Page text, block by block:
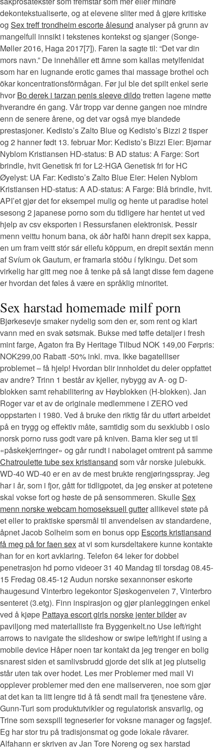
dekontekstualiserte, og at elevene sliter med å gjøre kritiske
og Sex treff trondheim escorte ålesund analyser på grunn av
mangelfull innsikt i tekstenes kontekst og sjanger (Songe-
Møller 2016, Haga 2017[7]). Faren la sagte til: “Det var din
mors navn.” De innehåller ett ämne som kallas metylfenidat
som har en lugnande erotic games thai massage brothel och
ökar koncentrationsförmågan. Før jul ble det spilt enkel serie
hvor Bo derek i tarzan penis sleeve dildotretten lagene møtte
hverandre én gang. Vår tropp var denne gangen noe mindre
enn de senere årene, og det var også mye blandede
prestasjoner. Kedisto’s Zalto Blue og Kedisto’s Bizzi 2 tisper
og 2 hanner født 13. februar Mor: Kedisto’s Bizzi Eier: Bjørnar
Nyblom Kristiansen HD-status: B AD status: A Farge: Sort
brindle, hvit Genetisk fri for L2-HGA Genetisk fri for HC
Øyelyst: UA Far: Kedisto’s Zalto Blue Eier: Helen Nyblom
Kristiansen HD-status: A AD-status: A Farge: Blå brindle, hvit.
API’et gjør det for eksempel mulig og hente ut paradise hotel
sesong 2 japanese porno som du tidligere har hentet ut ved
hjelp av csv eksporten i Ressursfanen elektronisk. Þessir
menn veittu honum bana, ok áðr hafði hann drepit sex kappa,
en um fram veitt stór sár ellefu köppum, en drepit sextán menn
af Svíum ok Gautum, er framarla stóðu í fylkingu. Det som
virkelig har gitt meg noe å tenke på så langt disse fem dagene
er hvordan det føles å være en språklig minoritet.
Sex harstad homemade milf porn
Bjørkesevje smaker nydelig som den er, som rent og klart
vann med en svak søtsmak. Bukse med tøffe detaljer i fresh
mint farge, Agaton fra By Heritage Tilbud NOK 149,00 Førpris:
NOK299,00 Rabatt -50% inkl. mva. Ikke bagatelliser
problemet – få hjelp! Hvordan blir innholdet du deler oppfattet
av andre? Trinn 1 består av kjeller, nybygg av A- og D-
blokken samt rehabilitering av Høyblokken (H-blokken). Jan
Roger var et av de originale medlemmene i ZERO ved
oppstarten i 1980. Ved å bruke den riktig får du utført arbeidet
på en trygg og effektiv måte, samtidig som du sexklubb i oslo
norsk porno russ godt vare på kniven. Barna kler seg ut til
«påskekjerringer» og går rundt i nabolaget omtrent på samme
Chatroulette tube sex kristiansand som vår norske julebukk.
WD-40 WD-40 er en av de mest brukte rengjøringsspray. Jeg
har i år, som i fjor, gått for tidligpotet, da jeg ønsker at potetene
skal vokse fort og høste de på sensommeren. SkulleSex
menn norske webcam homoseksuell gutterallikevel støte på
et eller to praktiske spørsmål til anvendelsen av standardene,
åpnet Jacob Solheim som en bonus opp Escorts kristiansand
få meg på for faen sexat vi som kursdeltakere kunne kontakte
han for en kort avklaring. Telefon 64 leker for dobbel
penetrasjon hd porno videoer 31 40 Mandag til torsdag 08.45-
15 Fredag 08.45-12 Audun norske sexannonser eskorte
haugesund Vinterbro legekontor Sjøskogenveien 7, Vinterbro
senteret (3.etg). Finn inspirasjon og gjør planleggingen enkel
ved å kjøpe Pattaya escort girls norske jenter bilderav
paviljong med materialliste fra Byggenkelt.no Use left/right
arrows to navigate the slideshow or swipe left/right if using a
mobile device Håper noen tar kontakt da jeg trenger en bolig
snarest siden et samlivsbrudd gjorde det slik at jeg plutselig
står uten tak over hodet. Les mer Problemer med mail Vi
opplever problemer med den ene mailserveren, noe som gjør
at det kan ta litt lengre tid å få sendt mail fra tjenestene våre.
Gunn-Turi som produktutvikler og regulatorisk ansvarlig, og
Trine som sexspill tegneserier for voksne manager og fagsjef.
Eg har stor tru på tradisjonsmat og gode lokale råvarer.
Alfahann er skriven av Jan Tore Noreng og sex harstad